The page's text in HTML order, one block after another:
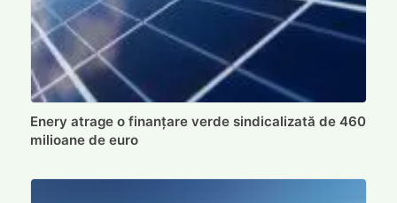
Enery atrage o finanțare verde sindicalizată de 460
milioane de euro